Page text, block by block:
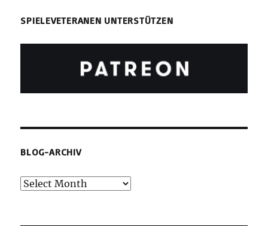
SPIELEVETERANEN UNTERSTÜTZEN
BLOG-ARCHIV
Blog-